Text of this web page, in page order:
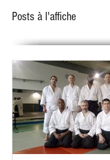
Posts à l'affiche